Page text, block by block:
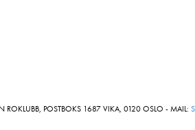
ROKLUBB, POSTBOKS 1687 VIKA, 0120 OSLO - MAIL: